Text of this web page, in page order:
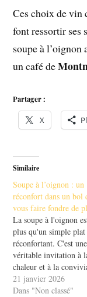
Ces choix de vin
font ressortir ses
soupe à l’oignon
un café de
Partager :
X
Similaire
Soupe à l’oignon : un
réconfort dans un bol
vous faire fondre de
La soupe à l'oignon
plus qu'un simple plat
réconfortant. C'est une
véritable invitation à
chaleur et à la
Imaginez-vous, au
l'hiver, avec un bol
21 janvier 2026
Dans "Non classé"